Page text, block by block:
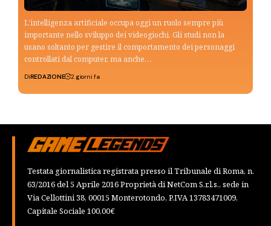
L'intelligenza artificiale occupa oggi un ruolo sempre più
importante nello sviluppo dei videogiochi. Gli studi non la
usano soltanto per gestire il comportamento dei personaggi
controllati dal computer, ma anche…
DiREDAZIONE 2 giorni fa
Testata giornalistica registrata presso il Tribunale di Roma, n.
63/2016 del 5 Aprile 2016 Proprietà di NetCom S.r.l.s., sede in
Via Cellottini 38, 00015 Monterotondo, P.IVA 13783471009,
Capitale Sociale 100,00€